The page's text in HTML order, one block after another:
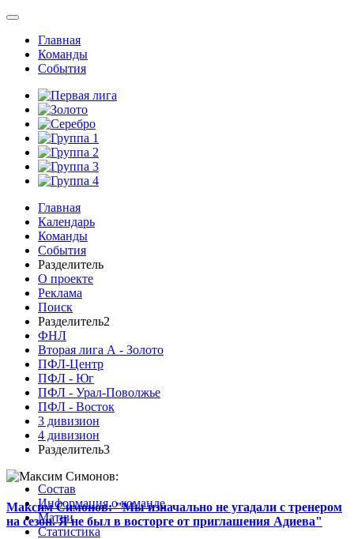
Главная
Команды
События
Главная
Календарь
Команды
События
Разделитель
О проекте
Реклама
Поиск
Разделитель2
ФНЛ
Вторая лига А - Золото
ПФЛ-Центр
ПФЛ - Юг
ПФЛ - Урал-Поволжье
ПФЛ - Восток
3 дивизион
4 дивизион
Разделитель3
Максим Симонов: "Мы изначально не угадали с тренером
на сезон. Я не был в восторге от приглашения Адиева"
Состав
Информация о команде
Матчи
Статистика